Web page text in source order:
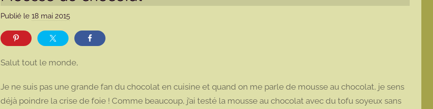
Publié le 18 mai 2015p
a
m
o
Salut tout le monde,
Je ne suis pas une grande fan du chocolat en cuisine et quand on me parle de mousse au chocolat, je sens
déjà poindre la crise de foie ! Comme beaucoup, j’ai testé la mousse au chocolat avec du tofu soyeux sans